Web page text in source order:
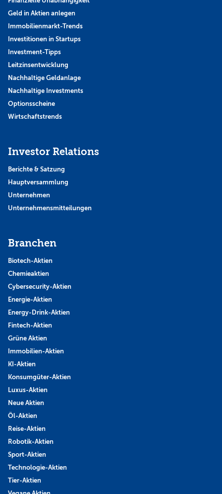
Geld in Aktien anlegen
Immobilienmarkt-Trends
Investitionen in Startups
Investment-Tipps
Leitzinsentwicklung
Nachhaltige Geldanlage
Nachhaltige Investments
Optionsscheine
Wirtschaftstrends
Investor Relations
Berichte & Satzung
Hauptversammlung
Unternehmen
Unternehmensmitteilungen
Branchen
Biotech-Aktien
Chemieaktien
Cybersecurity-Aktien
Energie-Aktien
Energy-Drink-Aktien
Fintech-Aktien
Grüne Aktien
Immobilien-Aktien
KI-Aktien
Konsumgüter-Aktien
Luxus-Aktien
Neue Aktien
Öl-Aktien
Reise-Aktien
Robotik-Aktien
Sport-Aktien
Technologie-Aktien
Tier-Aktien